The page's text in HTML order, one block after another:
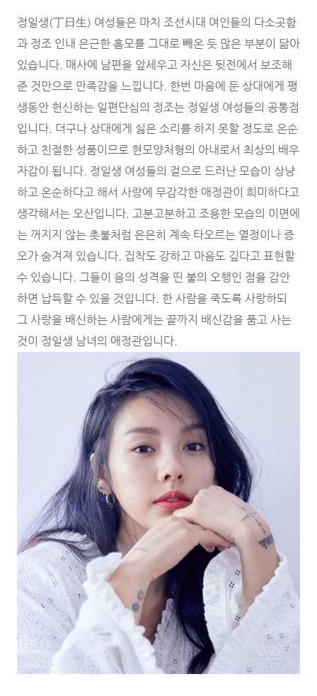
정일생(丁日生) 여성들은 마치 조선시대 여인들의 다소곳함
과 정조 인내 은근한 흠모를 그대로 빼온 듯 많은 부분이 닮아
있습니다. 매사에 남편을 앞세우고 자신은 뒷전에서 보조해
준 것만으로 만족감을 느낍니다. 한번 마음에 둔 상대에게 평
생동안 헌신하는 일편단심의 정조는 정일생 여성들의 공통점
입니다. 더구나 상대에게 싫은 소리를 하지 못할 정도로 온순
하고 친절한 성품이므로 현모양처형의 아내로서 최상의 배우
자감이 됩니다. 정일생 여성들의 겉으로 드러난 모습이 상냥
하고 온순하다고 해서 사랑에 무감각한 애정관이 희미하다고
생각해서는 오산입니다. 고분고분하고 조용한 모습의 이면에
는 꺼지지 않는 촛불처럼 은은히 계속 타오르는 열정이나 증
오가 숨겨져 있습니다. 집착도 강하고 마음도 깊다고 표현할
수 있습니다. 그들이 음의 성격을 띤 불의 오행인 점을 감안
하면 납득할 수 있을 것입니다. 한 사람을 죽도록 사랑하되
그 사랑을 배신하는 사람에게는 끝까지 배신감을 품고 사는
것이 정일생 남녀의 애정관입니다.